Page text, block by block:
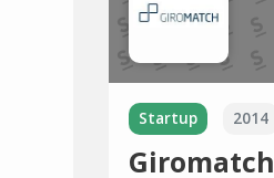
Startup 2014
Giromatch